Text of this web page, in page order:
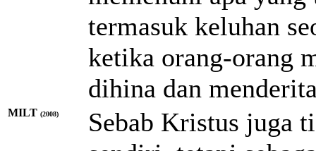
termasuk keluhan
ketika orang-orang
dihina dan
MILT (2008)
Sebab Kristus juga